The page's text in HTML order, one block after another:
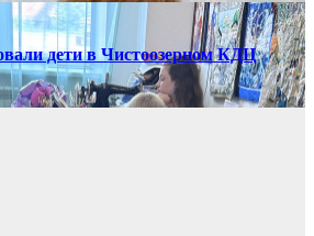
дети в Чистоозерном КДЦ